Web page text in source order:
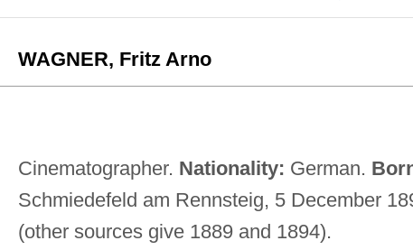
WAGNER, Fritz Arno
Cinematographer. Nationality: German.
Schmiedefeld am Rennsteig, 5 December
(other sources give 1889 and 1894).